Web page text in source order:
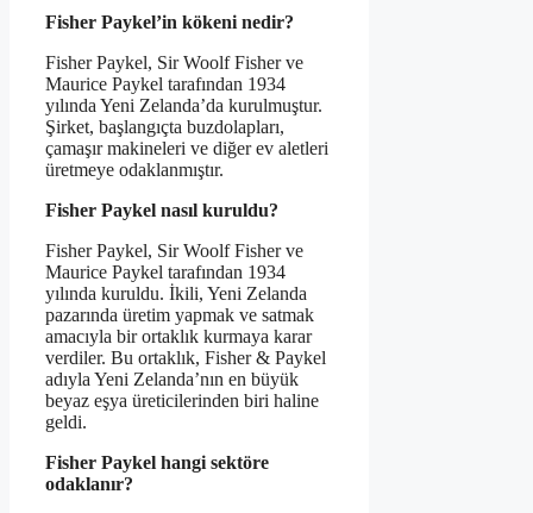
Fisher Paykel’in kökeni nedir?
Fisher Paykel, Sir Woolf Fisher ve
Maurice Paykel tarafından 1934
yılında Yeni Zelanda’da kurulmuştur.
Şirket, başlangıçta buzdolapları,
çamaşır makineleri ve diğer ev aletleri
üretmeye odaklanmıştır.
Fisher Paykel nasıl kuruldu?
Fisher Paykel, Sir Woolf Fisher ve
Maurice Paykel tarafından 1934
yılında kuruldu. İkili, Yeni Zelanda
pazarında üretim yapmak ve satmak
amacıyla bir ortaklık kurmaya karar
verdiler. Bu ortaklık, Fisher & Paykel
adıyla Yeni Zelanda’nın en büyük
beyaz eşya üreticilerinden biri haline
geldi.
Fisher Paykel hangi sektöre
odaklanır?